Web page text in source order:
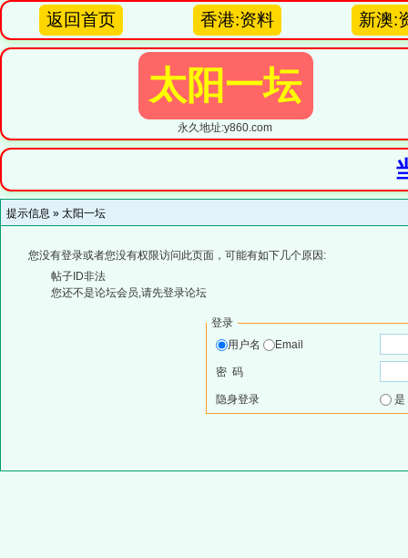
返回首页 香港:资料 新澳:
太阳一坛
永久地址:y860.com
提示信息 » 太阳一坛
您没有登录或者您没有权限访问此页面，可能有如下几个原因:
帖子ID非法
您还不是论坛会员,请先登录论坛
登录
用户名
Email
密 码
隐身登录